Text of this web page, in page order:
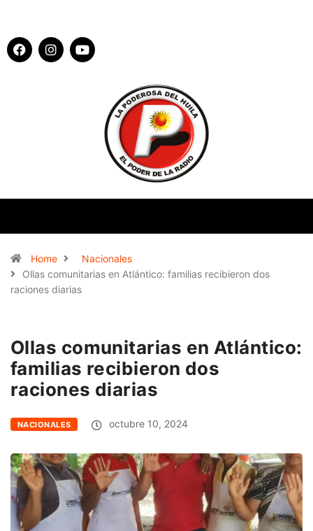
Home
Nacionales
Ollas comunitarias en Atlántico: familias recibieron dos
raciones diarias
Ollas comunitarias en Atlántico:
familias recibieron dos
raciones diarias
NACIONALES octubre 10, 2024